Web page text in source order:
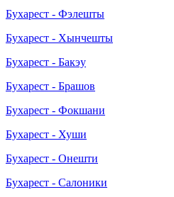
Бухарест - Фэлешты
Бухарест - Хынчешты
Бухарест - Бакэу
Бухарест - Брашов
Бухарест - Фокшани
Бухарест - Хуши
Бухарест - Онешти
Бухарест - Салоники